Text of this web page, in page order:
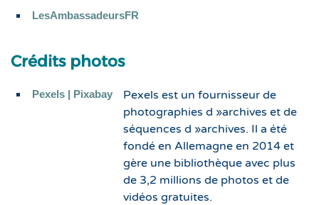
LesAmbassadeursFR
Crédits photos
Pexels | Pixabay
Pexels est un fournisseur de
photographies d »archives et de
séquences d »archives. Il a été
fondé en Allemagne en 2014 et
gère une bibliothèque avec plus
de 3,2 millions de photos et de
vidéos gratuites.